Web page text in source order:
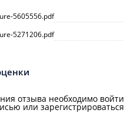
5605556.pdf
5271206.pdf
отзыва необходимо
или